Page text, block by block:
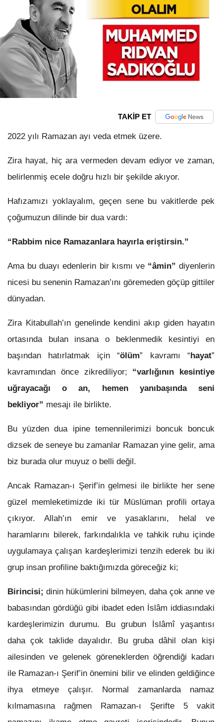
TAKİP ET
2022 yılı Ramazan ayı veda etmek üzere.
Zira hayat, hiç ara vermeden devam ediyor ve zaman,
belirlenmiş ecele doğru hızlı bir şekilde akıyor.
Hafızamızı yoklayalım, geçen sene bu vakitlerde pek
çoğumuzun dilinde bir dua vardı:
“Rabbim nice Ramazanlara hayırla eriştirsin.”
Ama bu duayı edenlerin bir kısmı ve “âmin” diyenlerin
nicesi bu senenin Ramazan’ını göremeden göçüp gittiler
dünyadan.
Zira Kitabullah’ın genelinde kendini akıp giden hayatın
ortasında bulan insana o beklenmedik kesintiyi en
başından hatırlatmak için “ölüm” kavramı “hayat”
kavramından önce zikrediliyor; “varlığının kesintiye
uğrayacağı o an, hemen yanıbaşında seni
bekliyor” mesajı ile birlikte.
Bu yüzden dua ipine temennilerimizi boncuk boncuk
dizsek de seneye bu zamanlar Ramazan yine gelir, ama
biz burada olur muyuz o belli değil.
Ancak Ramazan-ı Şerif’in gelmesi ile birlikte her sene
güzel memleketimizde iki tür Müslüman profili ortaya
çıkıyor. Allah’ın emir ve yasaklarını, helal ve
haramlarını bilerek, farkındalıkla ve tahkik ruhu içinde
uygulamaya çalışan kardeşlerimizi tenzih ederek bu iki
grup insan profiline baktığımızda göreceğiz ki;
Birincisi; dinin hükümlerini bilmeyen, daha çok anne ve
babasından gördüğü gibi ibadet eden İslâm iddiasındaki
kardeşlerimizin durumu. Bu grubun İslâmî yaşantısı
daha çok taklide dayalıdır. Bu gruba dâhil olan kişi
ailesinden ve gelenek göreneklerden öğrendiği kadarı
ile Ramazan-ı Şerif’in önemini bilir ve elinden geldiğince
ihya etmeye çalışır. Normal zamanlarda namaz
kılmamasına rağmen Ramazan-ı Şerifte 5 vakit